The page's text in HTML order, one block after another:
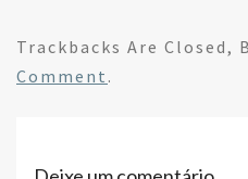
b
o
tt ke ar
Trackbacks Are Closed,
Comment .